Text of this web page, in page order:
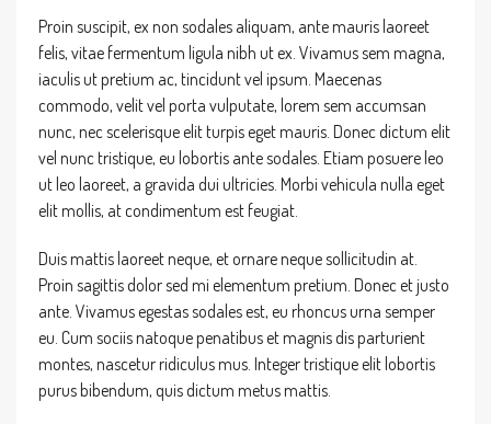
Proin suscipit, ex non sodales aliquam, ante mauris laoreet
felis, vitae fermentum ligula nibh ut ex. Vivamus sem magna,
iaculis ut pretium ac, tincidunt vel ipsum. Maecenas
commodo, velit vel porta vulputate, lorem sem accumsan
nunc, nec scelerisque elit turpis eget mauris. Donec dictum elit
vel nunc tristique, eu lobortis ante sodales. Etiam posuere leo
ut leo laoreet, a gravida dui ultricies. Morbi vehicula nulla eget
elit mollis, at condimentum est feugiat.
Duis mattis laoreet neque, et ornare neque sollicitudin at.
Proin sagittis dolor sed mi elementum pretium. Donec et justo
ante. Vivamus egestas sodales est, eu rhoncus urna semper
eu. Cum sociis natoque penatibus et magnis dis parturient
montes, nascetur ridiculus mus. Integer tristique elit lobortis
purus bibendum, quis dictum metus mattis.